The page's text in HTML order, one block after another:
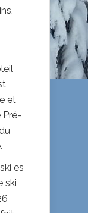
et
Pré-
es
ski